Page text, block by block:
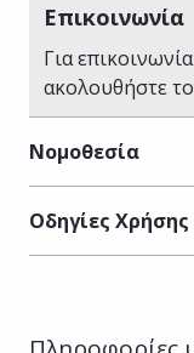
Επικοινωνία
Για
ακολουθήστε
Νομοθεσία
Οδηγίες Χρήσης